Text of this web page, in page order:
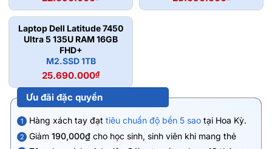
Laptop Dell Latitude 7450
Ultra 5 135U RAM 16GB
FHD+
M2.SSD 1TB
25.690.000₫
Ưu đãi đặc quyền
1 Hàng xách tay đạt tiêu chuẩn độ bền 5 sao tại Hoa Kỳ.
2 Giảm 190,000₫ cho học sinh, sinh viên khi mang thẻ